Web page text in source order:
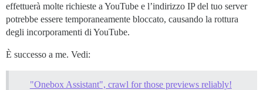
effettuerà molte richieste a YouTube e l’indirizzo IP del tuo server
potrebbe essere temporaneamente bloccato, causando la rottura
degli incorporamenti di YouTube.
È successo a me. Vedi:
"Onebox Assistant", crawl for those previews reliably!